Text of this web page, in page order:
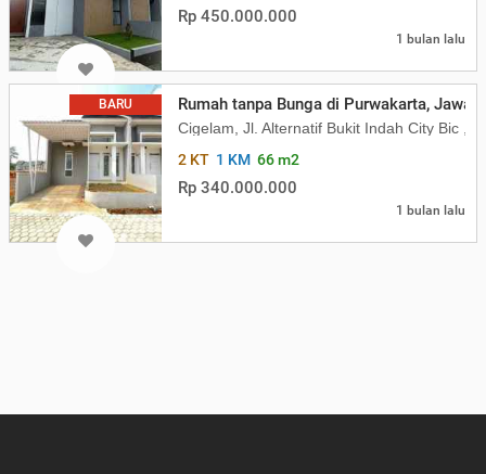
Rp 450.000.000
1 bulan lalu
BARU Rumah tanpa Bunga di Purwakarta, Jawa
Cigelam, Jl. Alternatif Bukit Indah City Bic ,
2 KT 1 KM 66 m2
Rp 340.000.000
1 bulan lalu